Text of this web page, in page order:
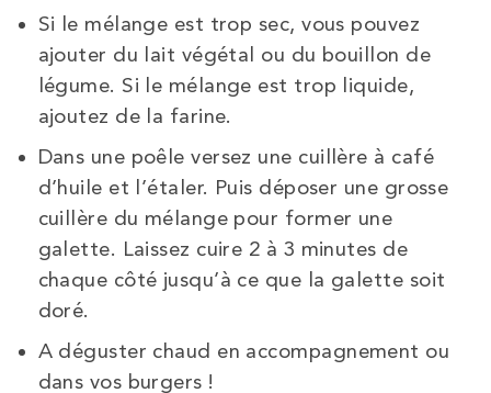
Si le mélange est trop sec, vous pouvez
ajouter du lait végétal ou du bouillon de
légume. Si le mélange est trop liquide,
ajoutez de la farine.
Dans une poêle versez une cuillère à café
d’huile et l’étaler. Puis déposer une grosse
cuillère du mélange pour former une
galette. Laissez cuire 2 à 3 minutes de
chaque côté jusqu’à ce que la galette soit
doré.
A déguster chaud en accompagnement ou
dans vos burgers !